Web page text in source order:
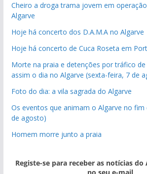
Cheiro a droga trama jovem em
Algarve
Hoje há concerto dos D.A.M.A no Algarve
Hoje há concerto de Cuca Roseta em
Morte na praia e detenções por tráfico de
assim o dia no Algarve (sexta-feira, 7 de
Foto do dia: a vila sagrada do Algarve
Os eventos que animam o Algarve no fim
de agosto)
Homem morre junto a praia
Registe-se para receber as notícias do